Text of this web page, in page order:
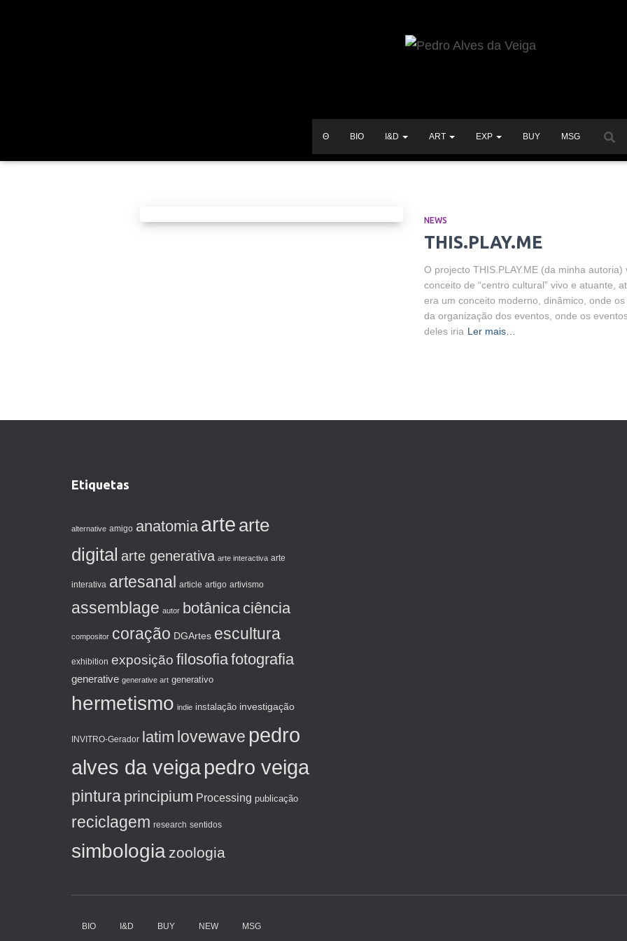
Θ BIO I&D ART EXP BUY MSG
NEWS
THIS.PLAY.ME
O projecto THIS.PLAY.ME (da minha
conceito de “centro cultural” vivo e atuante,
era um conceito moderno, dinâmico, onde
da organização dos eventos, onde os
deles iria Ler mais…
Etiquetas
alternative amigo anatomia arte arte
digital arte generativa arte interactiva arte
interativa artesanal article artigo artivismo
assemblage autor botânica ciência
compositor coração DGArtes escultura
exhibition exposição filosofiafotografia
generative generative art generativo
hermetismo indie instalação investigação
INVITRO-Gerador latim lovewave pedro
alves da veigapedro veiga
pintura principium Processing publicação
reciclagem research sentidos
simbologiazoologia
BIO I&D BUY NEW MSG